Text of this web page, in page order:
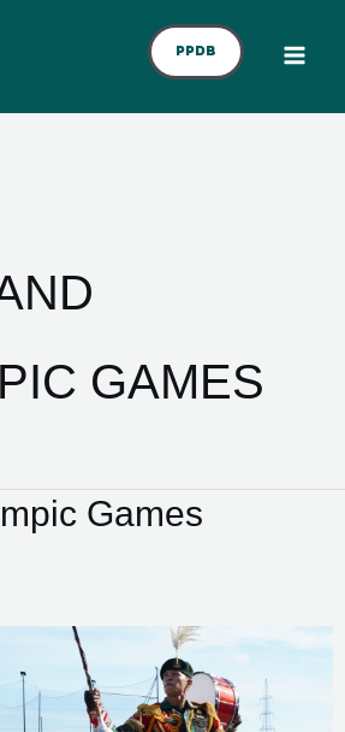
PPDB
GAMES
Games